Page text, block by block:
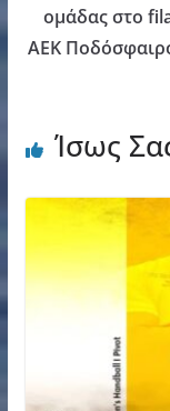
ομάδας στο
ΑΕΚ
Ίσως